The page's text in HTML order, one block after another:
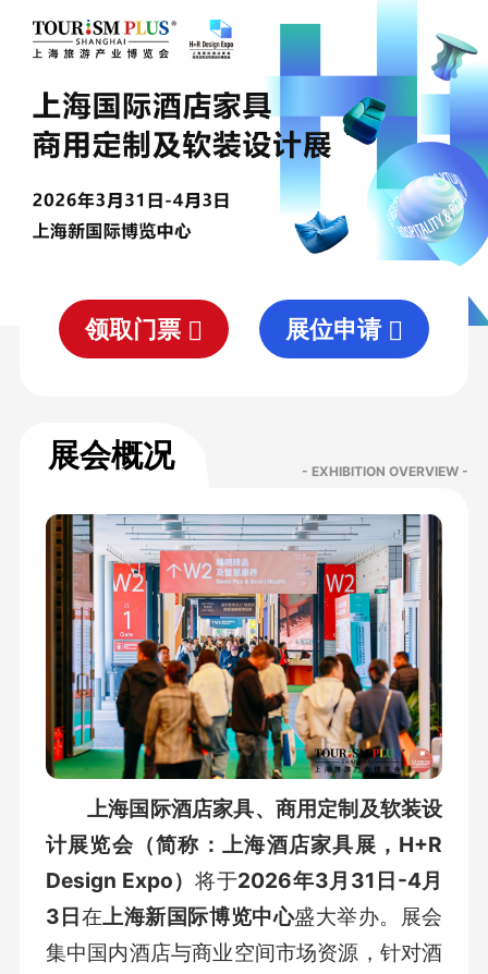
领取门票 展位申请
展会概况 - EXHIBITION OVERVIEW -
上海国际酒店家具、商用定制及软装设
计展览会（简称：上海酒店家具展，H+R
Design Expo） 将于2026年3月31日-4月
3日 在上海新国际博览中心盛大举办。展会
集中国内酒店与商业空间市场资源，针对酒